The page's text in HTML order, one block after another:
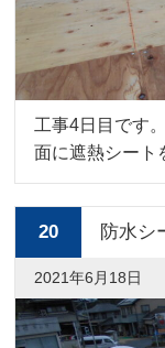
工事4日目です
面に遮熱シート
20 防水シ
2021年6月18日